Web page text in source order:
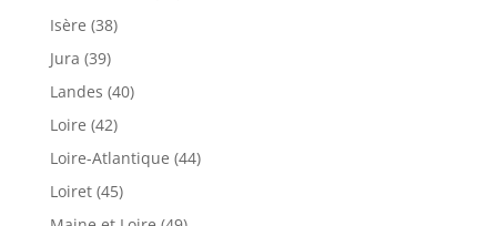
Isère (38)
Jura (39)
Landes (40)
Loire (42)
Loire-Atlantique (44)
Loiret (45)